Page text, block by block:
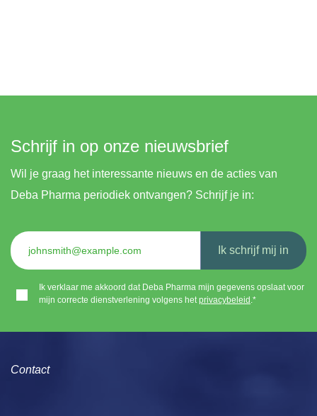
Ik schrijf mij in
Ik verklaar me akkoord dat Deba Pharma mijn gegevens opslaat voor
mijn correcte dienstverlening volgens hetprivacybeleid .*
Schrijf in op onze nieuwsbrief
Wil je graag het interessante nieuws en de acties van
Deba Pharma periodiek ontvangen? Schrijf je in:
Contact